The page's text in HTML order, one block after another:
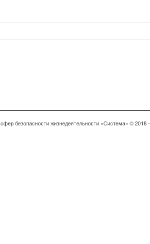
безопасности жизнедеятельности «Система» © 2018 -